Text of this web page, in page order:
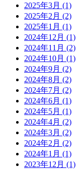
2025年3月 (1)
2025年2月 (2)
2025年1月 (1)
2024年12月 (1)
2024年11月 (2)
2024年10月 (1)
2024年9月 (2)
2024年8月 (2)
2024年7月 (2)
2024年6月 (1)
2024年5月 (1)
2024年4月 (2)
2024年3月 (2)
2024年2月 (2)
2024年1月 (1)
2023年12月 (1)